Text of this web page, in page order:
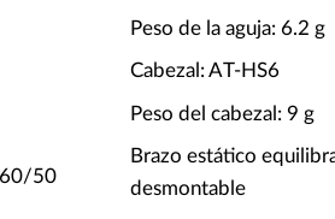
60/50
Peso de la aguja: 6.2 g
Cabezal: AT-HS6
Peso del cabezal: 9 g
Brazo estático
desmontable